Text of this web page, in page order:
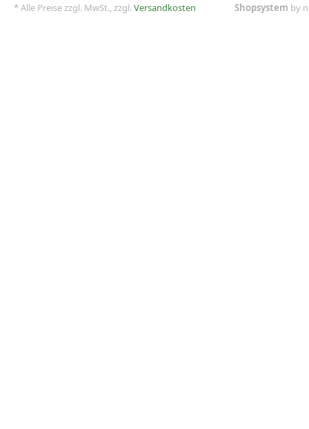
* Alle Preise zzgl. MwSt., zzgl.Versandkosten Shopsystem by